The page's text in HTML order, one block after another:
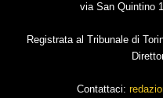
via San Quintino
Registrata al Tribunale di
Contattaci: